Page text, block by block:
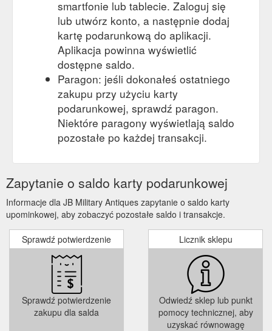
yet. Be the first to review “$75 Gift voucher” Cancel reply. You
https://www.jbmilitaryantiques.com.au/product/75-gift-
Comments on: $75 Gift voucher
Comments on: $75 Gift
https://www.jbmilitaryantiques.com.au/product/75-gift-
voucher/feed/
smartfonie lub tablecie. Zaloguj się
lub utwórz konto, a następnie dodaj
kartę podarunkową do aplikacji.
Aplikacja powinna wyświetlić
dostępne saldo.
Paragon: jeśli dokonałeś ostatniego
zakupu przy użyciu karty
podarunkowej, sprawdź paragon.
Niektóre paragony wyświetlają saldo
pozostałe po każdej transakcji.
Zapytanie o saldo karty podarunkowej
Informacje dla JB Military Antiques zapytanie o saldo karty
upominkowej, aby zobaczyć pozostałe saldo i transakcje.
Sprawdź potwierdzenie
Sprawdź potwierdzenie
zakupu dla salda
Licznik sklepu
Odwiedź sklep lub punkt
pomocy technicznej, aby
uzyskać równowagę